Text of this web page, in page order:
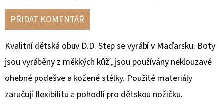
PŘIDAT KOMENTÁŘ
Kvalitní dětská obuv D.D. Step se vyrábí v Maďarsku. Boty
jsou vyráběny z měkkých kůží, jsou používány neklouzavé
ohebné podešve a kožené stélky. Použité materiály
zaručují flexibilitu a pohodlí pro dětskou nožičku.